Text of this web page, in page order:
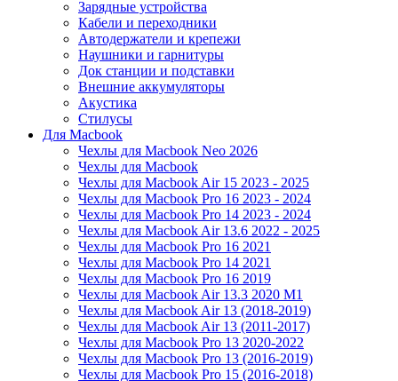
Зарядные устройства
Кабели и переходники
Автодержатели и крепежи
Наушники и гарнитуры
Док станции и подставки
Внешние аккумуляторы
Акустика
Стилусы
Для Macbook
Чехлы для Macbook Neo 2026
Чехлы для Macbook
Чехлы для Macbook Air 15 2023 - 2025
Чехлы для Macbook Pro 16 2023 - 2024
Чехлы для Macbook Pro 14 2023 - 2024
Чехлы для Macbook Air 13.6 2022 - 2025
Чехлы для Macbook Pro 16 2021
Чехлы для Macbook Pro 14 2021
Чехлы для Macbook Pro 16 2019
Чехлы для Macbook Air 13.3 2020 M1
Чехлы для Macbook Air 13 (2018-2019)
Чехлы для Macbook Air 13 (2011-2017)
Чехлы для Macbook Pro 13 2020-2022
Чехлы для Macbook Pro 13 (2016-2019)
Чехлы для Macbook Pro 15 (2016-2018)